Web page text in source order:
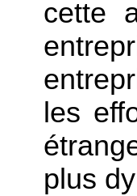
cette
les
plus